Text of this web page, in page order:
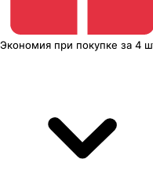
Экономия при покупке за 4